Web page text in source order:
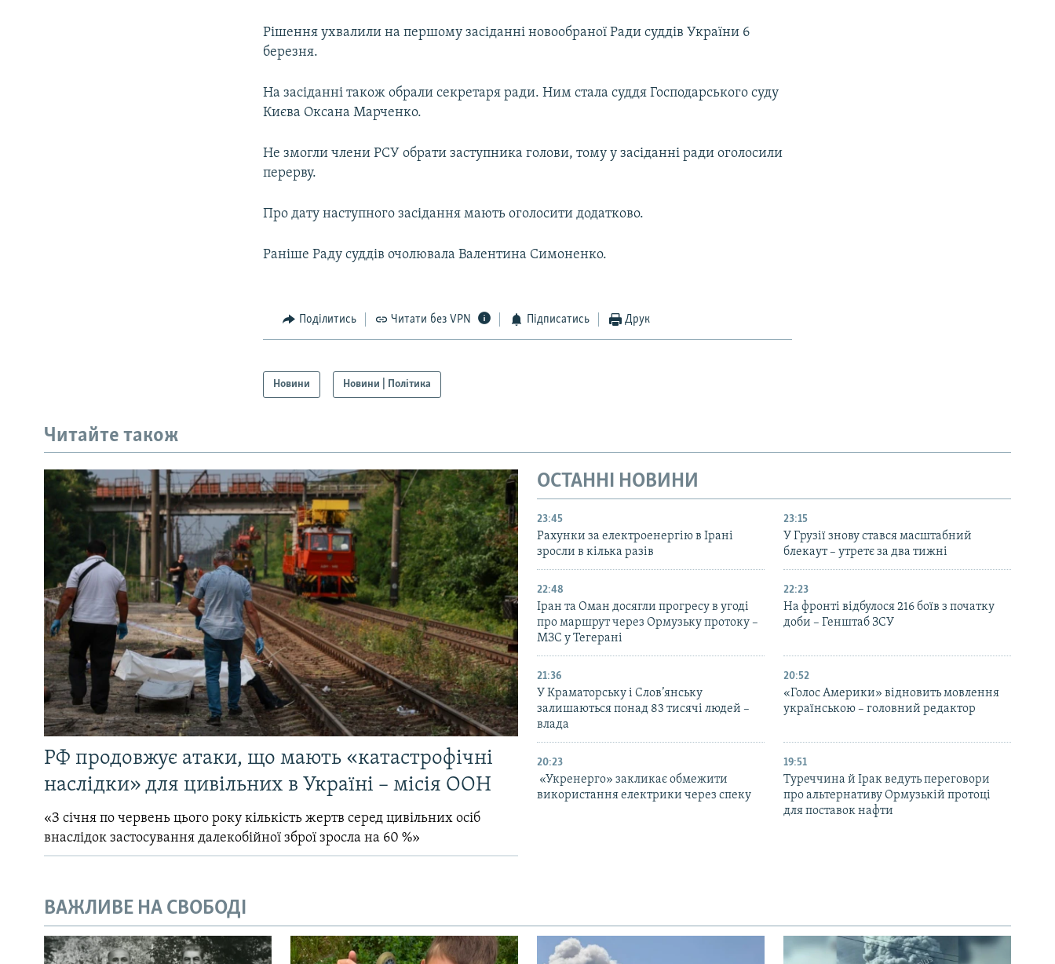
Рішення ухвалили на першому засіданні новообраної Ради суддів України 6
березня.
На засіданні також обрали секретаря ради. Ним стала суддя Господарського суду
Києва Оксана Марченко.
Не змогли члени РСУ обрати заступника голови, тому у засіданні ради оголосили
перерву.
Про дату наступного засідання мають оголосити додатково.
Раніше Раду суддів очолювала Валентина Симоненко.
Поділитись Читати без VPN Підписатись Друк
Новини Новини | Політика
Читайте також
РФ продовжує атаки, що мають «катастрофічні
наслідки» для цивільних в Україні – місія ООН
«З січня по червень цього року кількість жертв серед цивільних осіб
внаслідок застосування далекобійної зброї зросла на 60 %»
ОСТАННІ НОВИНИ
23:45
Рахунки за електроенергію в Ірані
зросли в кілька разів
23:15
У Грузії знову стався масштабний
блекаут – утретє за два тижні
22:48
Іран та Оман досягли прогресу в угоді
про маршрут через Ормузьку протоку –
МЗС у Тегерані
22:23
На фронті відбулося 216 боїв з початку
доби – Генштаб ЗСУ
21:36
У Краматорську і Слов’янську
залишаються понад 83 тисячі людей –
влада
20:52
«Голос Америки» відновить мовлення
українською – головний редактор
20:23
«Укренерго» закликає обмежити
використання електрики через спеку
19:51
Туреччина й Ірак ведуть переговори
про альтернативу Ормузькій протоці
для поставок нафти
ВАЖЛИВЕ НА СВОБОДІ